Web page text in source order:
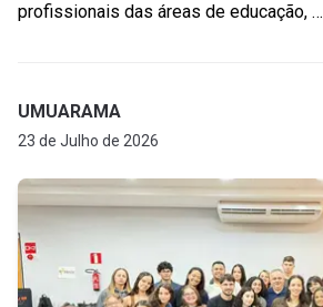
profissionais das áreas de educação, …
UMUARAMA
23 de Julho de 2026